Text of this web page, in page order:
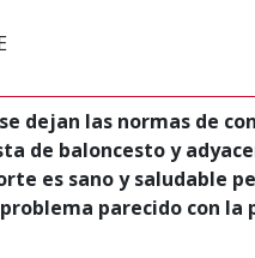
dejan las normas de
de baloncesto y
es sano y saludable
parecido con la